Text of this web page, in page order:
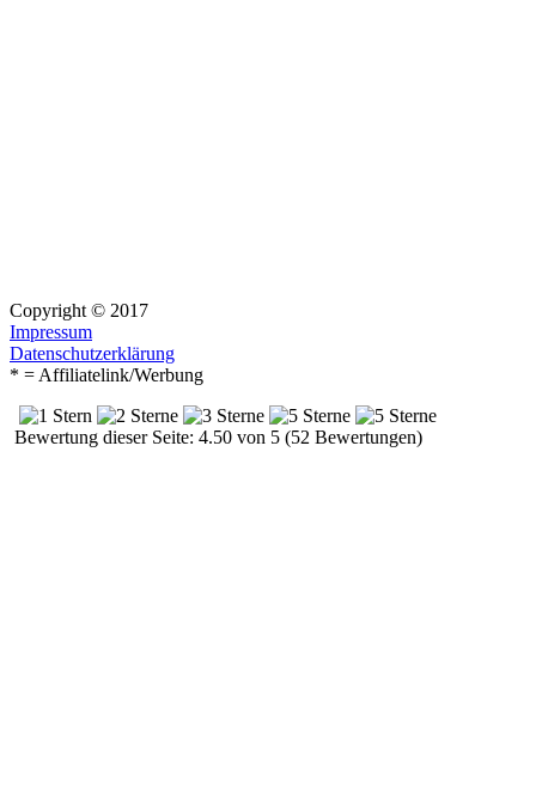
Copyright © 2017
Impressum
Datenschutzerklärung
* = Affiliatelink/Werbung
Bewertung dieser Seite: 4.50 von 5 (52 Bewertungen)